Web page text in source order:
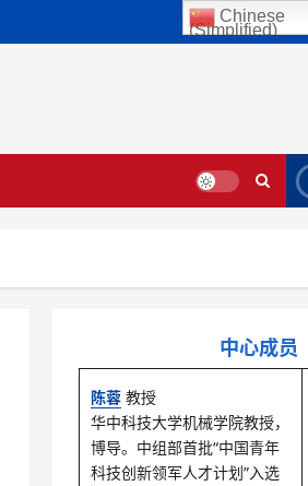
中心成员
陈蓉教授
华中科技大学机械学院教授，
博导。中组部首批“中国青年
科技创新领军人才计划”入选
Chinese
(Simplified)